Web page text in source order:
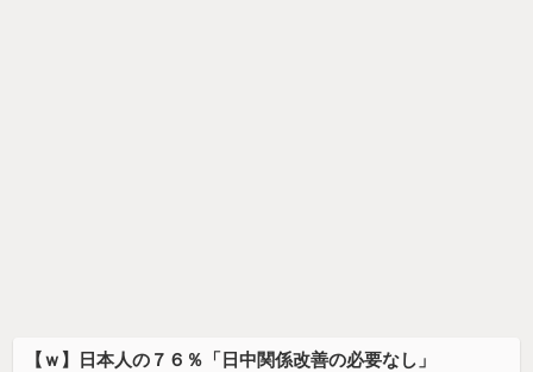
【ｗ】日本人の７６％「日中関係改善の必要なし」